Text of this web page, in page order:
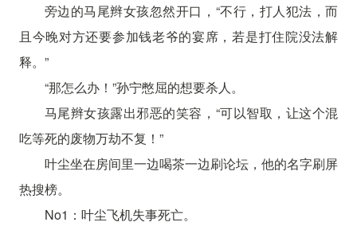
旁边的马尾辫女孩忽然开口，“不行，打人犯法，而
且今晚对方还要参加钱老爷的宴席，若是打住院没法解
释。”
“那怎么办！”孙宁憋屈的想要杀人。
马尾辫女孩露出邪恶的笑容，“可以智取，让这个混
吃等死的废物万劫不复！”
叶尘坐在房间里一边喝茶一边刷论坛，他的名字刷屏
热搜榜。
No1：叶尘飞机失事死亡。